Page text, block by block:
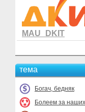
MAU_DKIT
тема
Богач, бедняк
Болеем за наших